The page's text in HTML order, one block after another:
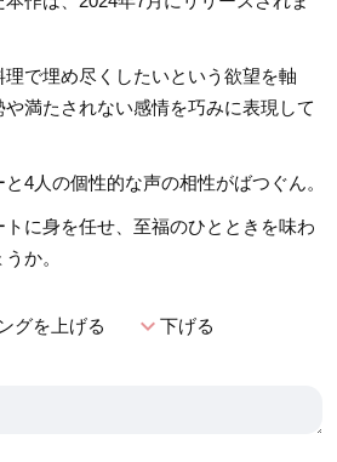
で埋め尽くしたいという欲望を軸
満たされない感情を巧みに表現して
4人の個性的な声の相性がばつぐん。
に身を任せ、至福のひとときを味わ
か。
グを上げる expand_more下げる